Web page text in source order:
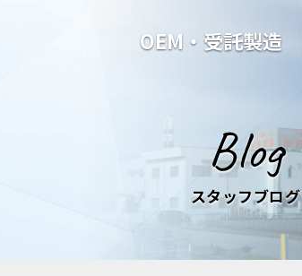
OEM・受託製造
Blog
スタッフブログ